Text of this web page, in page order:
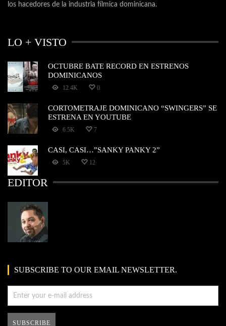
los hacedores de la industria fílmica dominicana.
LO + VISTO
OCTUBRE BATE RECORD EN ESTRENOS
DOMINICANOS
12.4K 0
CORTOMETRAJE DOMINICANO “SWINGERS” SE
ESTRENA EN YOUTUBE
6.5K 7
CASI, CASI…”SANKY PANKY 2”
5K 12
EDITOR
SUBSCRIBE TO OUR EMAIL NEWSLETTER.